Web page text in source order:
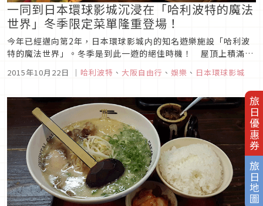
旅日優惠券
旅日地圖
一同到日本環球影城‎沉浸在「哈利波特的魔法
世界」冬季限定菜單隆重登場！
今年已經邁向第2年，日本環球影城内的知名遊樂施設「哈利波
特的魔法世界」。冬季是到此一遊的絕佳時機！ 屋頂上積滿銀
重現。遊客可以盡情的沉浸在哈利波特的奇幻世界裡面☆另外，
「奶油啤酒」以及「節日盛宴」等冬季限定菜單隆重登場！ 其
中也有今年最新販售的...
2015年10月22日 ｜ 哈利波特 、 大阪自由行 、 娛樂 、 日本環球影城